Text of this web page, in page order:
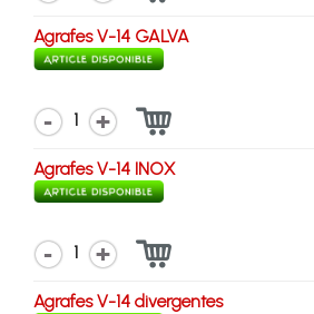
Agrafes V-14 GALVA
1
Agrafes V-14 INOX
1
Agrafes V-14 divergentes